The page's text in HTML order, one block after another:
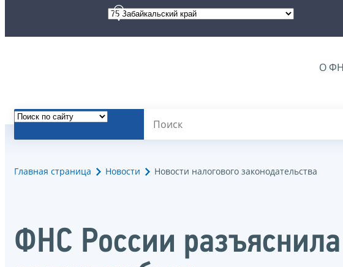
О
Главная страница Новости Новости налогового законодательства
ФНС России